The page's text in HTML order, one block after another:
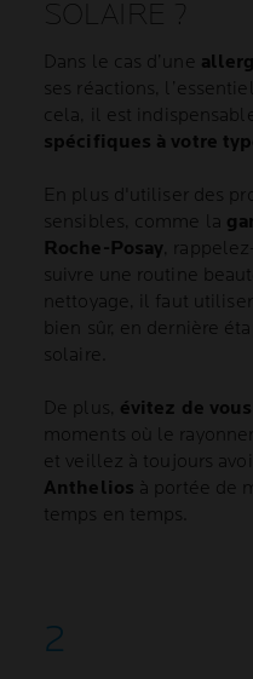
SOLAIRE ?
Dans le cas d’une
ses réactions,
cela, il est indispensable
spécifiques à votre
En plus d'utiliser des
sensibles, comme la
Roche-Posay ,
suivre une routine
nettoyage, il faut
bien sûr, en dernière
solaire.
De plus, évitez de
moments où le
et veillez à toujours
Anthelios à portée de
temps en temps.